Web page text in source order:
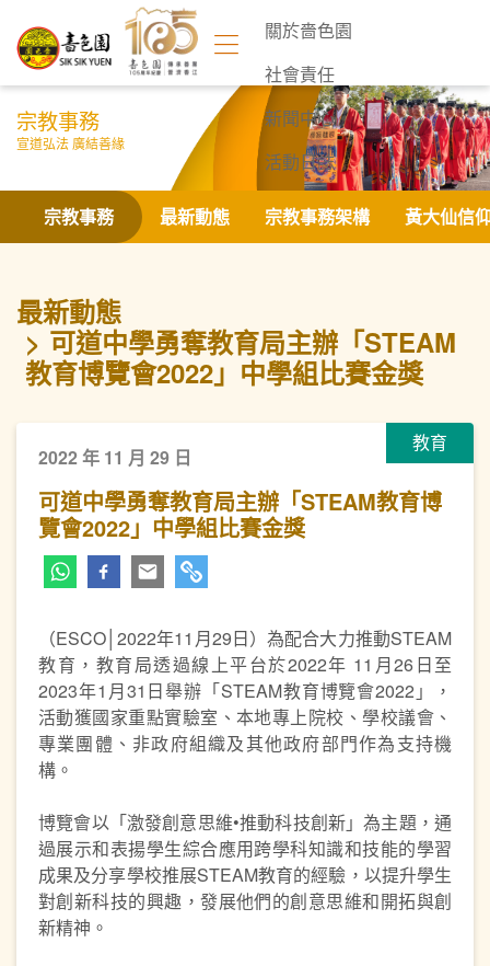
關於嗇色園
社會責任
新聞中心
活動日誌
聯絡我們
宗教事務
宣道弘法 廣結善緣
宗教事務 最新動態 宗教事務架構 黃大仙信
最新動態
可道中學勇奪教育局主辦「STEAM
教育博覽會2022」中學組比賽金獎
教育
2022 年 11 月 29 日
可道中學勇奪教育局主辦「STEAM教育博
覽會2022」中學組比賽金獎
（ESCO│2022年11月29日）為配合大力推動STEAM
教育，教育局透過線上平台於2022年 11月26日至
2023年1月31日舉辦「STEAM教育博覽會2022」，
活動獲國家重點實驗室、本地專上院校、學校議會、
專業團體、非政府組織及其他政府部門作為支持機
構。
博覽會以「激發創意思維•推動科技創新」為主題，通
過展示和表揚學生綜合應用跨學科知識和技能的學習
成果及分享學校推展STEAM教育的經驗，以提升學生
對創新科技的興趣，發展他們的創意思維和開拓與創
新精神。